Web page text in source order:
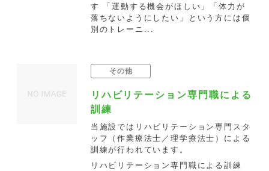
す 「運動する機会がほしい」「体力が
落ちないようにしたい」という方には個
別のトレーニ...
その他
リハビリテーション専門職による
訓練
当施設ではリハビリテーション専門スタ
ッフ（作業療法士／理学療法士）による
訓練が行われています。
リハビリテーション専門職による訓練